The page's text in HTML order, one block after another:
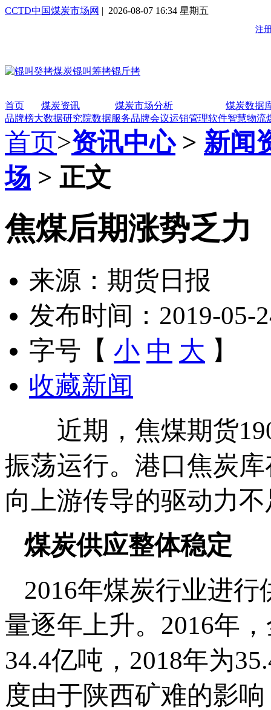
CCTD中国煤炭市场网 | 2026-08-07 16:34 星期五
首页 煤炭资讯 煤炭市场分析
煤炭数据
品牌榜大数据研究院数据服务品牌会议运销管理软件智慧物流
首页>资讯中心> 新闻
场 > 正文
焦煤后期涨势乏力
来源：期货日报
发布时间：2019-05-
字号【 小 中 大 】
收藏新闻
近期，焦煤期货
振荡运行。港口焦炭
向上游传导的驱动力
煤炭供应整体稳定
2016年煤炭行业进行
量逐年上升。2016年
34.4亿吨，2018年为
度由于陕西矿难的影